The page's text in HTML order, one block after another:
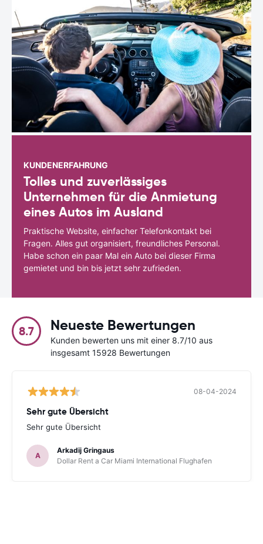
KUNDENERFAHRUNG
Tolles und zuverlässiges
Unternehmen für die Anmietung
eines Autos im Ausland
Praktische Website, einfacher Telefonkontakt bei
Fragen. Alles gut organisiert, freundliches Personal.
Habe schon ein paar Mal ein Auto bei dieser Firma
gemietet und bin bis jetzt sehr zufrieden.
8.7 Neueste Bewertungen
Kunden bewerten uns mit einer 8.7/10 aus
insgesamt 15928 Bewertungen
08-04-2024
Sehr gute Übersicht
Sehr gute Übersicht
A
Arkadij Gringaus
Dollar Rent a Car Miami International Flughafen